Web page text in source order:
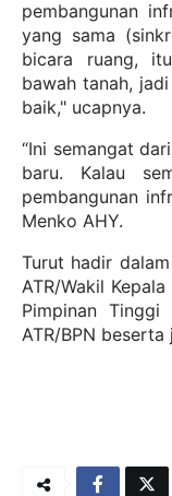
pembangunan
yang sama
bicara ruang,
bawah tanah,
baik," ucapnya.
“Ini semangat
baru. Kalau
pembangunan
Menko AHY.
Turut hadir
ATR/Wakil
Pimpinan Tinggi
ATR/BPN beserta